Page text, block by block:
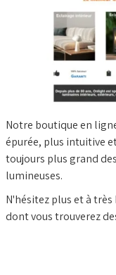
Notre boutique en
épurée, plus intuitive
toujours plus grand
lumineuses.
N'hésitez plus et à
dont vous trouverez